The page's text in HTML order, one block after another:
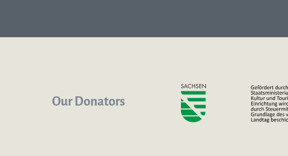
Our Donators